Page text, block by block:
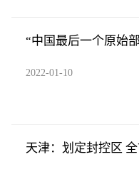
“中国最后一个原始
2022-01-10
天津：划定封控区